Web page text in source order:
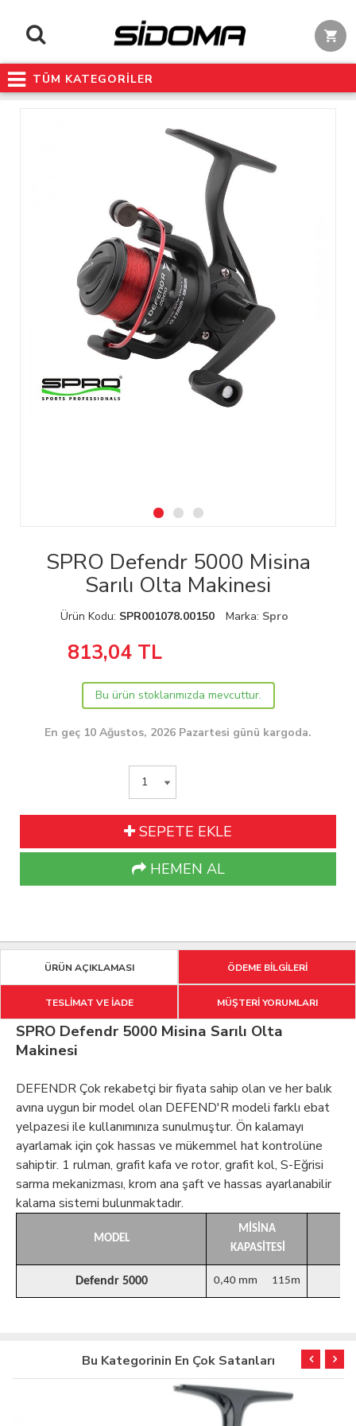
TÜM KATEGORİLER
SPRO Defendr 5000 Misina
Sarılı Olta Makinesi
Ürün Kodu: SPR001078.00150 Marka: Spro
813,04TL
Bu ürün stoklarımızda mevcuttur.
En geç 10 Ağustos, 2026 Pazartesi günü kargoda.
SEPETE EKLE
HEMEN AL
ÜRÜN AÇIKLAMASI ÖDEME BİLGİLERİ
TESLİMAT VE İADE MÜŞTERİ YORUMLARI
SPRO Defendr 5000 Misina Sarılı Olta
Makinesi
DEFENDR Çok rekabetçi bir fiyata sahip olan ve her balık
avına uygun bir model olan DEFEND'R modeli farklı ebat
yelpazesi ile kullanımınıza sunulmuştur. Ön kalamayı
ayarlamak için çok hassas ve mükemmel hat kontrolüne
sahiptir. 1 rulman, grafit kafa ve rotor, grafit kol, S-Eğrisi
sarma mekanizması, krom ana şaft ve hassas ayarlanabilir
kalama sistemi bulunmaktadır.
MODEL
MİSİNA
KAPASİTESİ
Defendr 5000 0,40 mm 115m
Bu Kategorinin En Çok Satanları